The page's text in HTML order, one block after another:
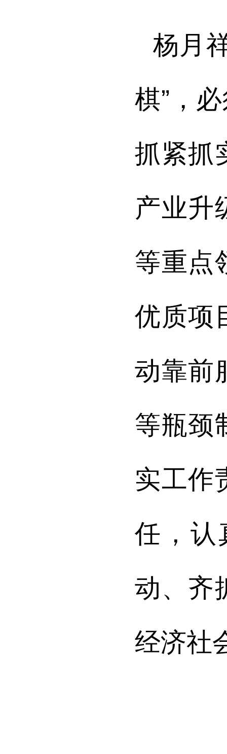
杨月
棋”，
抓紧抓
产业升
等重点
优质项
动靠前
等瓶颈
实工作
任，认
动、齐
经济社